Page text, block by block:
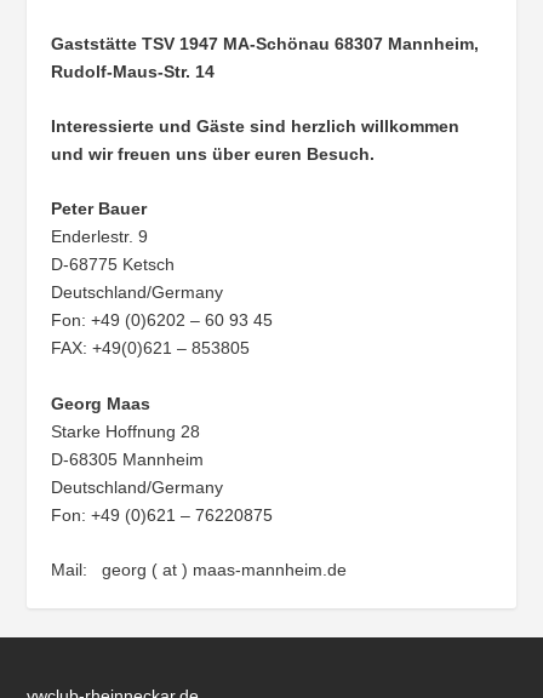
Gaststätte TSV 1947 MA-Schönau68307 Mannheim,
Rudolf-Maus-Str. 14
Interessierte und Gäste sind herzlich willkommen
und wir freuen uns über euren Besuch.
Peter Bauer
Enderlestr. 9
D-68775 Ketsch
Deutschland/Germany
Fon: +49 (0)6202 – 60 93 45
FAX: +49(0)621 – 853805
Georg Maas
Starke Hoffnung 28
D-68305 Mannheim
Deutschland/Germany
Fon: +49 (0)621 – 76220875
Mail: georg ( at ) maas-mannheim.de